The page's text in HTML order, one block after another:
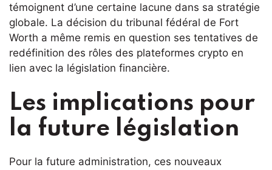
témoignent d’une certaine lacune dans sa stratégie
globale. La décision du tribunal fédéral de Fort
Worth a même remis en question ses tentatives de
redéfinition des rôles des plateformes crypto en
lien avec la législation financière.
Les implications pour
la future législation
Pour la future administration, ces nouveaux